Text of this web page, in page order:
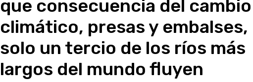
que consecuencia del cambio
climático, presas y embalses,
solo un tercio de los ríos más
largos del mundo fluyen